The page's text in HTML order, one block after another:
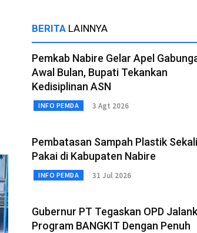
BERITA LAINNYA
Pemkab Nabire Gelar Apel
Awal Bulan, Bupati Tekankan
Kedisiplinan ASN
INFO PEMDA 3 Agt 2026
Pembatasan Sampah Plastik Sekali
Pakai di Kabupaten Nabire
INFO PEMDA 31 Jul 2026
Gubernur PT Tegaskan OPD
Program BANGKIT Dengan Penuh